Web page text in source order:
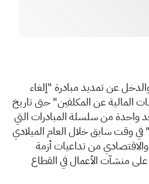
عن تمديد مبادرة "إلغاء
المالية عن المكلفين" حتى تاريخ
التي تُعَد واحدة من سلسلة المبادرات التي
في وقت سابق خلال العام الميلادي
والاقتصادي من تداعيات أزمة
كورونا (كوفيد - 19) على منشآت الأعمال في القطاع